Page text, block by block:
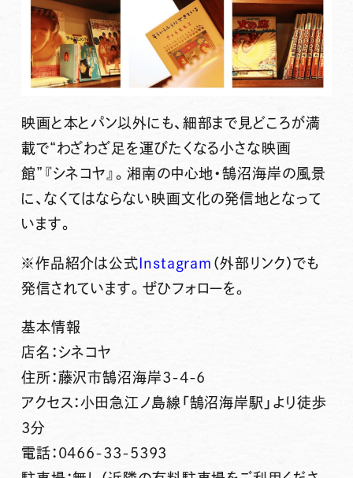
映画と本とパン以外にも、細部まで見どころが満
載で“わざわざ足を運びたくなる小さな映画
館”『シネコヤ』。湘南の中心地・鵠沼海岸の風景
に、なくてはならない映画文化の発信地となって
います。
※作品紹介は公式 Instagram （外部リンク）でも
発信されています。ぜひフォローを。
基本情報
店名：シネコヤ
住所：藤沢市鵠沼海岸3-4-6
アクセス：小田急江ノ島線「鵠沼海岸駅」より徒歩
3分
電話：0466-33-5393